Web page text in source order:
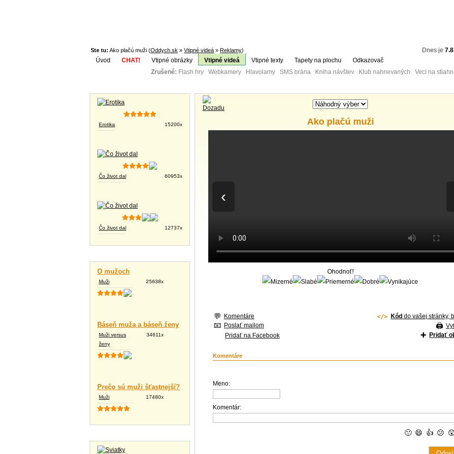
Ste tu: Ako plačú muži (Oddych.sk » Vtipné videá » Reklamy) Dnes je
Úvod
CHAT! Vtipné obrázky Vtipné videá Vtipné texty Tapety na plochu
Odkazovač
Zrušené: Flash hry Webkamery Hlavolamy SMS brána Kniha návštev Klub nahnevaných Veci na
Erotika 15200x
Čo život dal 60953x
Čo život dal 12737x
O mužoch
Muži 25638x
Báseň muža a báseň ženy
Muži versus
ženy
34611x
Prečo sú muži šťastnejší?
Muži 17480x
Ako plačú muži
‹
Ohodnoť!
Komentáre
Poslať mailom
Pridať na Facebook
Kód do vašej stránky,
Pridať
Komentáre
Meno:
Komentár:
🙂 😄 👍 😕